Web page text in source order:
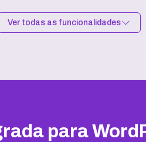
Ver todas as funcionalidades
para